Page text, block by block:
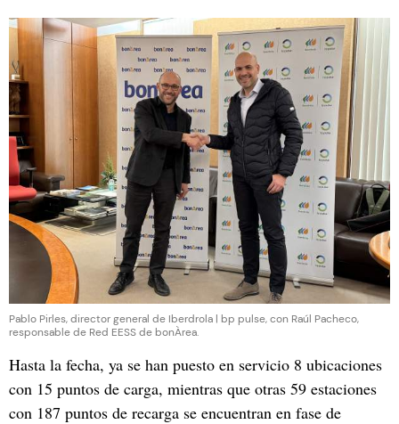
Pablo Pirles, director general de Iberdrola | bp pulse, con Raúl Pacheco,
responsable de Red EESS de bonÀrea.
Hasta la fecha, ya se han puesto en servicio 8 ubicaciones
con 15 puntos de carga, mientras que otras 59 estaciones
con 187 puntos de recarga se encuentran en fase de